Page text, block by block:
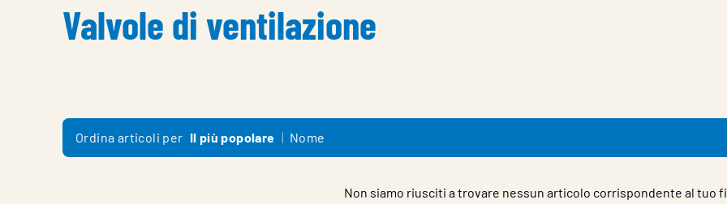
Valvole di ventilazione
Ordina articoli per Il più popolare Nome
Non siamo riusciti a trovare nessun articolo corrispondente al tuo